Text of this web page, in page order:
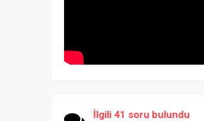
İlgili 41 soru bulundu